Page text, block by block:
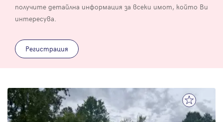
получите детайлна информация за всеки имот, който Ви
интересува.
Регистрация